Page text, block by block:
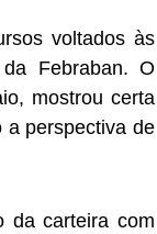
voltados às
Febraban. O
mostrou certa
a perspectiva de
da carteira com